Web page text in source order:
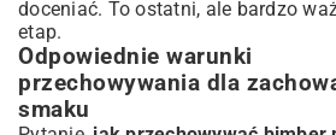
doceniać. To ostatni, ale bardzo
etap.
Odpowiednie warunki
przechowywania dla
smaku